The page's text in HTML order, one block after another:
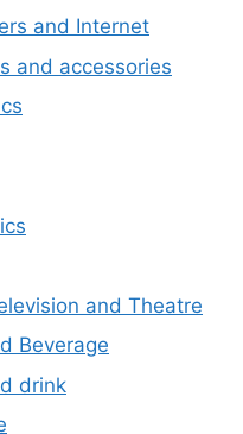
and Internet
and accessories
and Theatre
Beverage
drink